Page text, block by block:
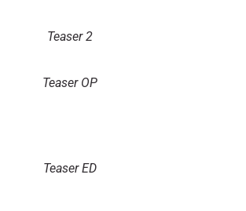
Teaser 2
Teaser OP
Teaser ED